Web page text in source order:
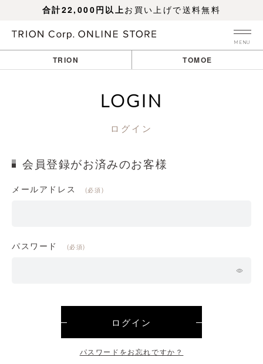
合計22,000円以上お買い上げで送料無料
MENU
TRION TOMOE
LOGIN
ログイン
会員登録がお済みのお客様
メールアドレス (必須)
パスワード (必須)
ログイン
パスワードをお忘れですか？